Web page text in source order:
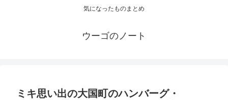
気になったものまとめ
ウーゴのノート
ミキ思い出の大国町のハンバーグ・